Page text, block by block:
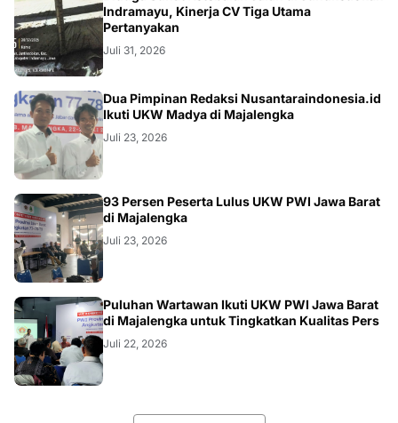
KRIMINAL
Indramayu, Kinerja CV Tiga Utama
Pertanyakan
Juli 31, 2026
Dua Pimpinan Redaksi Nusantaraindonesia.id
Ikuti UKW Madya di Majalengka
Juli 23, 2026
93 Persen Peserta Lulus UKW PWI Jawa Barat
di Majalengka
Juli 23, 2026
Puluhan Wartawan Ikuti UKW PWI Jawa Barat
di Majalengka untuk Tingkatkan Kualitas Pers
Juli 22, 2026